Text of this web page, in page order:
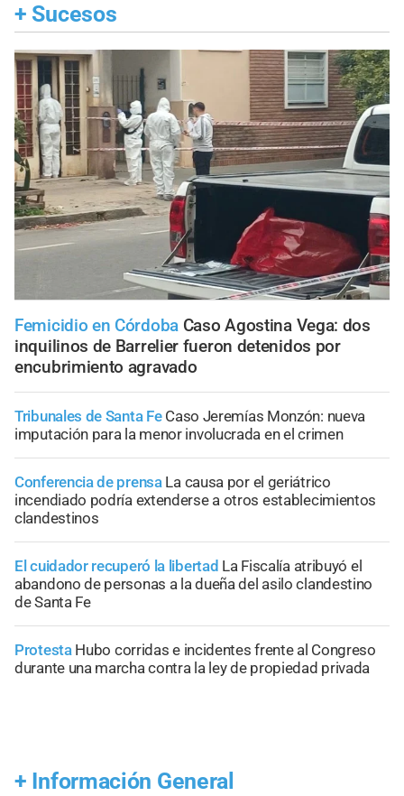
+ Sucesos
Femicidio en Córdoba Caso Agostina Vega: dos
inquilinos de Barrelier fueron detenidos por
encubrimiento agravado
Tribunales de Santa Fe Caso Jeremías Monzón: nueva
imputación para la menor involucrada en el crimen
Conferencia de prensa La causa por el geriátrico
incendiado podría extenderse a otros establecimientos
clandestinos
El cuidador recuperó la libertad La Fiscalía atribuyó el
abandono de personas a la dueña del asilo clandestino
de Santa Fe
Protesta Hubo corridas e incidentes frente al Congreso
durante una marcha contra la ley de propiedad privada
+ Información General